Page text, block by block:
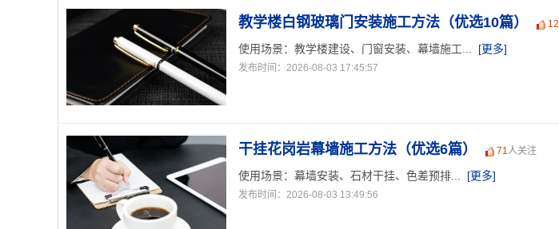
教学楼白钢玻璃门安装施工方法（优选10篇） 12
使用场景：教学楼建设、门窗安装、幕墙施工... [更多]
发布时间：2026-08-03 17:45:57
干挂花岗岩幕墙施工方法（优选6篇） 71人关注
使用场景：幕墙安装、石材干挂、色差预排... [更多]
发布时间：2026-08-03 13:49:56